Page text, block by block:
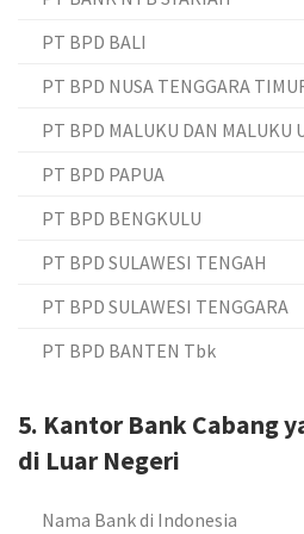
PT BPD BALI
PT BPD NUSA TENGGARA
PT BPD MALUKU DAN MALUKU
PT BPD PAPUA
PT BPD BENGKULU
PT BPD SULAWESI TENGAH
PT BPD SULAWESI TENGGARA
PT BPD BANTEN Tbk
5. Kantor Bank Cabang
di Luar Negeri
Nama Bank di Indonesia